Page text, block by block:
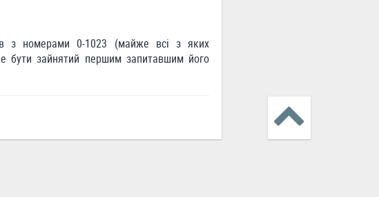
з номерами 0-1023 (майже всі з яких
бути зайнятий першим запитавшим його